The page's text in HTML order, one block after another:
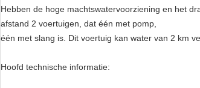
Hebben de hoge machtswatervoorziening en het
afstand 2 voertuigen, dat één met pomp,
één met slang is. Dit voertuig kan water van 2 km
Hoofd technische informatie: